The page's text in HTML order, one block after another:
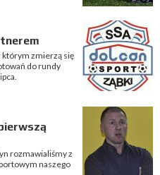
którym zmierzą się
do rundy
rozmawialiśmy z
naszego